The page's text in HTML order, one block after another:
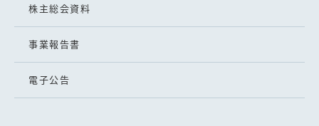
株主総会資料
事業報告書
電子公告